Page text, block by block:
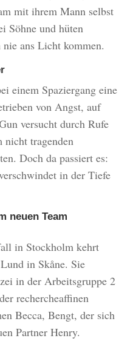
mit ihrem Mann selbst
Söhne und hüten
ans Licht kommen.
einem Spaziergang eine
von Angst, auf
versucht durch Rufe
nicht tragenden
Doch da passiert es:
in der Tiefe
neuen Team
in Stockholm kehrt
in Skåne. Sie
in der Arbeitsgruppe 2
rechercheaffinen
Becca, Bengt, der sich
Partner Henry.